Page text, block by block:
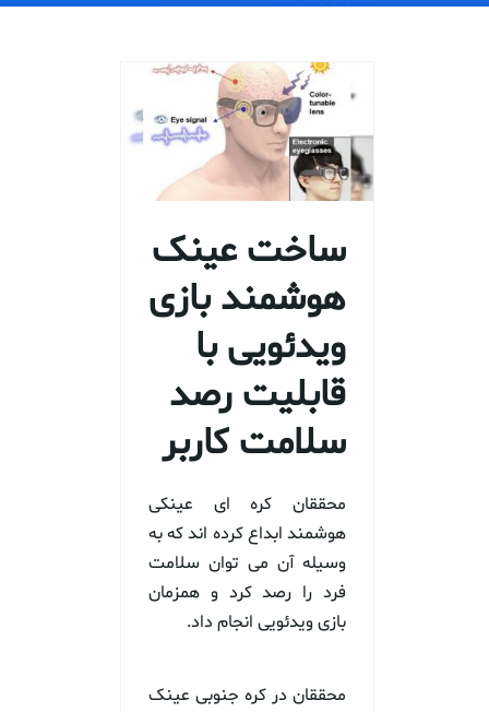
ساخت عینک
هوشمند بازی
ویدئویی با
قابلیت رصد
سلامت کاربر
محققان کره ای عینکی
هوشمند ابداع کرده اند که به
وسیله آن می توان سلامت
فرد را رصد کرد و همزمان
بازی ویدئویی انجام داد.
محققان در کره جنوبی عینک